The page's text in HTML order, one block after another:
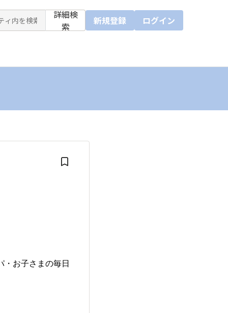
詳細検
索
新規登録 ログイン
・お子さまの毎日